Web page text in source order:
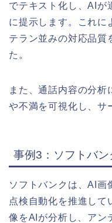
でテキスト化し、AIが
に提示します。これに
テラン並みの対応品質
た。
また、通話内容の分析
や不満を可視化し、サ
事例3：ソフトバ
ソフトバンクは、AI画
点検自動化を推進して
像をAIが分析し、アン